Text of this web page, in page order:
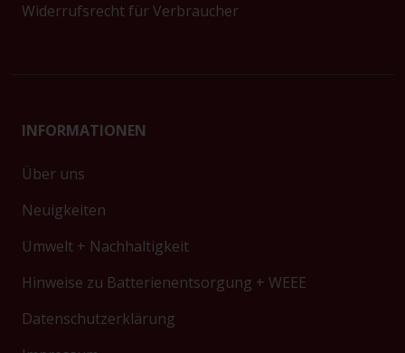
Widerrufsrecht für Verbraucher
INFORMATIONEN
Über uns
Neuigkeiten
Umwelt + Nachhaltigkeit
Hinweise zu Batterienentsorgung + WEEE
Datenschutzerklärung